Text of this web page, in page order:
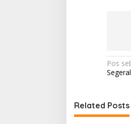
pos
Pos
Related Posts